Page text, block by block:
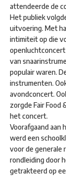
attendeerde de
Het publiek
uitvoering. Met
intimiteit op die
openluchtconcert
van
populair waren.
instrumenten.
avondconcert.
zorgde Fair Food
het concert.
Voorafgaand aan
werd een
voor de generale
rondleiding door
getrakteerd op